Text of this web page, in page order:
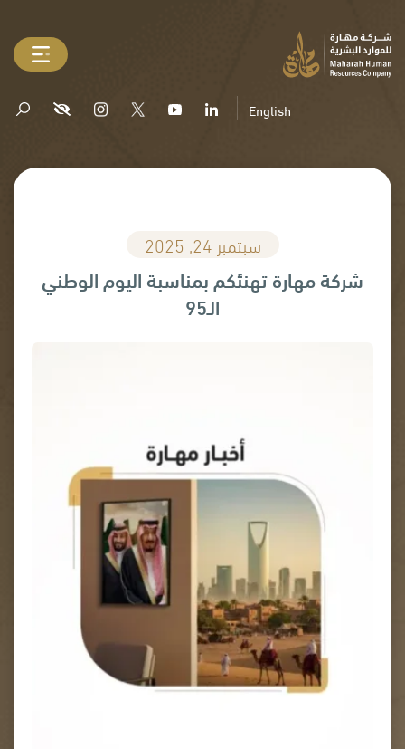
English
سبتمبر 24, 2025
شركة مهارة تهنئكم بمناسبة اليوم الوطني
الـ95